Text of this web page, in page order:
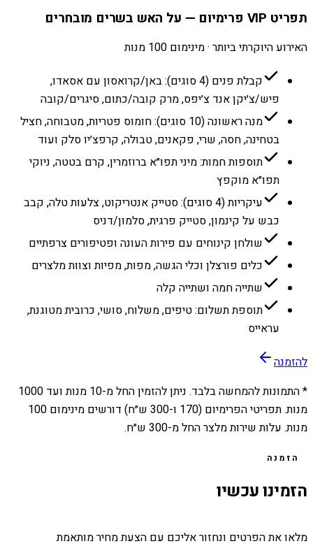
תפריט VIP פרימיום — על האש בשרים מובחרים
האירוע היוקרתי ביותר · מינימום 100 מנות
קבלת פנים (4 סוגים): באן/קרואסון עם אסאדו,
פיש/צ׳יקן אנד צ׳יפס, מרק קובה/כתום, סיגרים/קובה
מנה ראשונה (10 סוגים): חומוס פטריות, מטבוחה, חציל
בטחינה, חסה, שרי, פקאנים, טבולה, קרפצ׳יו סלק ועוד
תוספות חמות: מיני תפו״א ברוזמרין, קרם בטטה, ניוקי
תפו״א מוקפץ
עיקריות (4 סוגים): סטייק אנטריקוט, צלעות טלה, קבב
כבש על קינמון, סטייק פרגית, סלמון/דניס
שולחן קינוחים עם פירות העונה ופטיפורים צרפתיים
כלים פורצלן וכלי הגשה, מפות, מפיות וצוות מלצרים
שתייה חמה ושתייה קלה
תוספת תשלום: טיפים, משלוח, סושי, כרובית מטוגנת,
עראייס
להזמנה
* התמונות להמחשה בלבד. ניתן להזמין החל מ-10 מנות ועד 1000
מנות. תפריטי הפרימיום (170 ו-300 ש״ח) דורשים מינימום 100
מנות. עלות שירות מלצר החל מ-300 ש״ח.
הזמנה
הזמינו עכשיו
מלאו את הפרטים ונחזור אליכם עם הצעת מחיר מותאמת